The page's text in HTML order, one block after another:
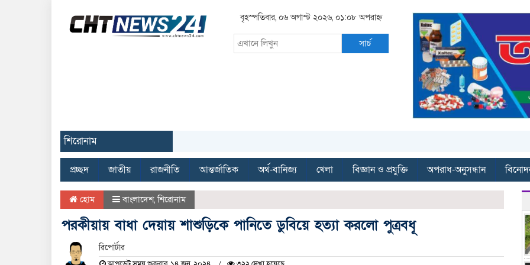
বৃহস্পতিবার, ০৬ অগাস্ট ২০২৬, ০১:০৮ অপরাহ্ন
সার্চ
শিরোনাম
প্রচ্ছদ জাতীয় রাজনীতি আন্তর্জাতিক অর্থ-বানিজ্য খেলা বিজ্ঞান ও প্রযুক্তি অপরাধ-অনুসন্ধান
হোম বাংলাদেশ,শিরোনাম
পরকীয়ায় বাধা দেয়ায় শাশুড়িকে পানিতে ডুবিয়ে হত্যা করলো পুত্রবধূ
রিপোর্টার